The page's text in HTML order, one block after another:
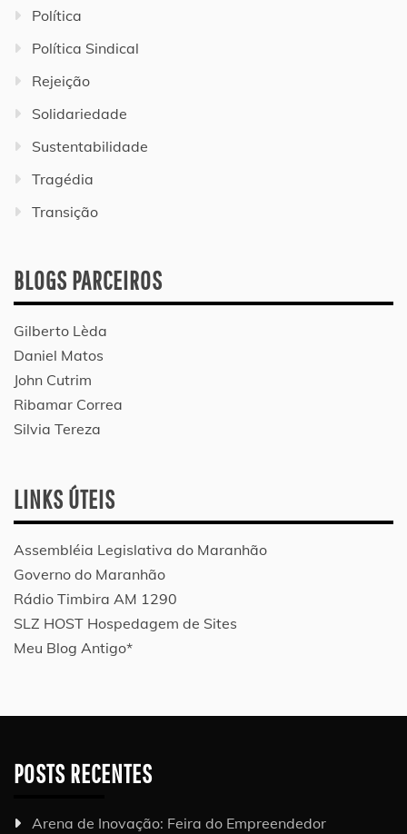
Política
Política Sindical
Rejeição
Solidariedade
Sustentabilidade
Tragédia
Transição
BLOGS PARCEIROS
Gilberto Lèda
Daniel Matos
John Cutrim
Ribamar Correa
Silvia Tereza
LINKS ÚTEIS
Assembléia Legislativa do Maranhão
Governo do Maranhão
Rádio Timbira AM 1290
SLZ HOST Hospedagem de Sites
Meu Blog Antigo*
POSTS RECENTES
Arena de Inovação: Feira do Empreendedor